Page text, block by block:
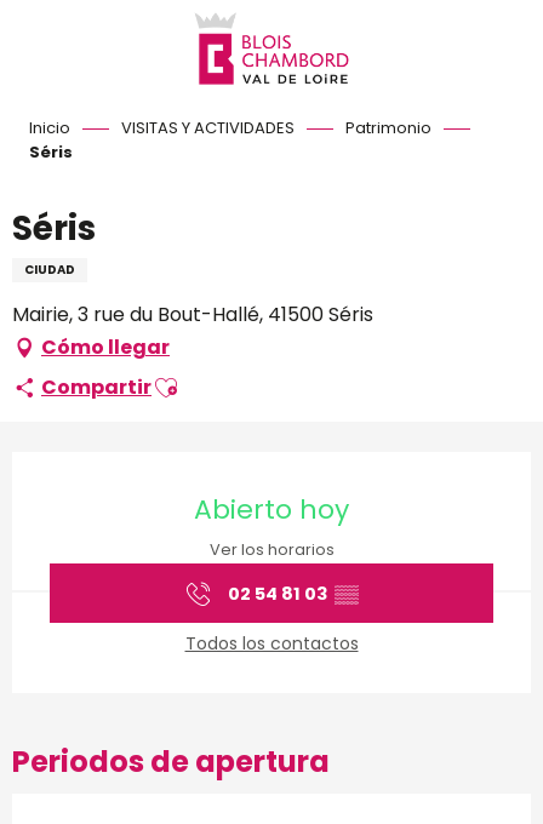
Inicio VISITAS Y ACTIVIDADES
Patrimonio
Séris
Séris
CIUDAD
Mairie, 3 rue du Bout-Hallé, 41500 Séris
Cómo llegar
CompartirAjouter aux favoris
Abierto hoy
Ver los horarios
02 54 81 03 ▒▒
Todos los contactos
Periodos de apertura